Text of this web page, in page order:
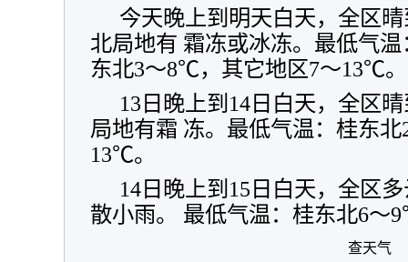
今天晚上到明天白天，全区
北局地有 霜冻或冰冻。最低气
东北3～8℃，其它地区7～13℃。
13日晚上到14日白天，全区
局地有霜 冻。最低气温：桂东
13℃。
14日晚上到15日白天，全区
散小雨。 最低气温：桂东北6
查天气